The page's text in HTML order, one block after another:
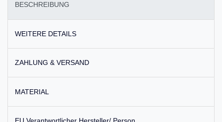
BESCHREIBUNG
WEITERE DETAILS
ZAHLUNG & VERSAND
MATERIAL